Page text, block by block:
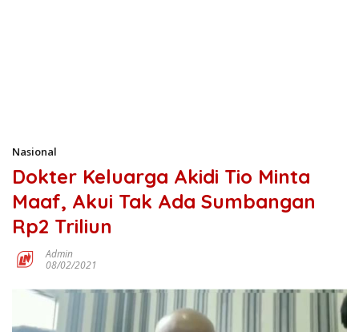
Nasional
Dokter Keluarga Akidi Tio Minta
Maaf, Akui Tak Ada Sumbangan
Rp2 Triliun
Admin
08/02/2021